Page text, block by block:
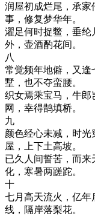
润屋初成烂尾，承家
事，修复梦华年。
濯足何时捉鳖，垂纶
外，壶酒酌花间。
八
常觉频年地僻，又逢
墅，也不夺蛮腰。
织女焉乘宝马，牛郎
网，幸得鹊填桥。
九
颜色经心未减，时
屋，上下土高坡。
已久人间誓苦，而
化，寒暑两蹉跎。
十
七月高天流火，亿年
线，隔岸落梨花。